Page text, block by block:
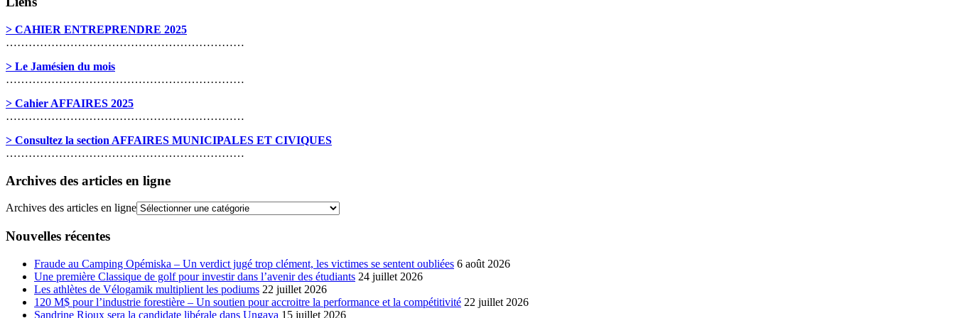
> CAHIER ENTREPRENDRE 2025
………………………………………………………
> Le Jamésien du mois
………………………………………………………
> Cahier AFFAIRES 2025
………………………………………………………
> Consultez la section AFFAIRES MUNICIPALES ET CIVIQUES
………………………………………………………
Archives des articles en ligne
Archives des articles en ligne
Nouvelles récentes
Fraude au Camping Opémiska – Un verdict jugé trop clément, les victimes se sentent oubliées 6 août 2026
Une première Classique de golf pour investir dans l’avenir des étudiants 24 juillet 2026
Les athlètes de Vélogamik multiplient les podiums 22 juillet 2026
120 M$ pour l’industrie forestière – Un soutien pour accroitre la performance et la compétitivité 22 juillet 2026
Sandrine Rioux sera la candidate libérale dans Ungava 15 juillet 2026